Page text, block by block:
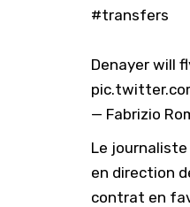
#transfers
Denayer will
— Fabrizio
Le
en direction
contrat en